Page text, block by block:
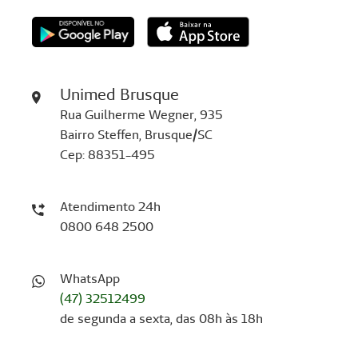
Unimed Brusque
Rua Guilherme Wegner, 935
Bairro Steffen, Brusque/SC
Cep: 88351-495
Atendimento 24h
0800 648 2500
WhatsApp
(47) 32512499
de segunda a sexta, das 08h às 18h